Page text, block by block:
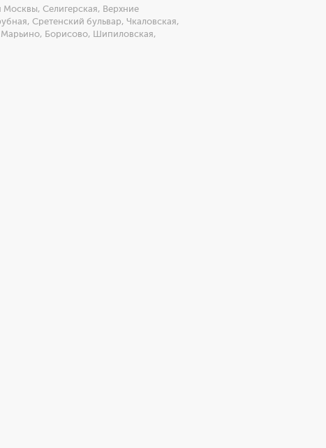
Москвы, Селигерская, Верхние
, Сретенский бульвар, Чкаловская,
Марьино, Борисово, Шипиловская,